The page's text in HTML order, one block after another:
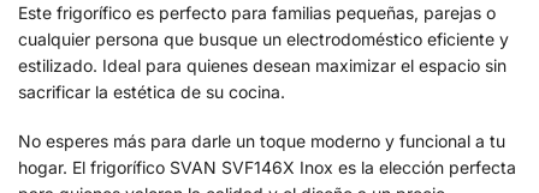
Este frigorífico es perfecto para familias pequeñas, parejas o
cualquier persona que busque un electrodoméstico eficiente y
estilizado. Ideal para quienes desean maximizar el espacio sin
sacrificar la estética de su cocina.
No esperes más para darle un toque moderno y funcional a tu
hogar. El frigorífico SVAN SVF146X Inox es la elección perfecta